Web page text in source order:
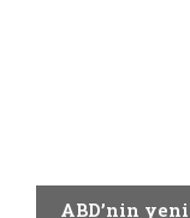
ABD’nin